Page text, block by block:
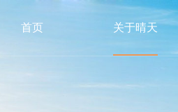
首页 关于晴天